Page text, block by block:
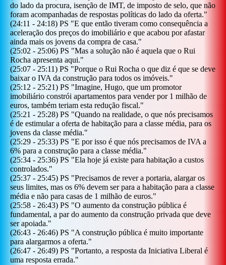
do lado da procura, isenção de IMT, de imposto de selo, que não
foram acompanhadas de respostas políticas do lado da oferta."
(24:11 - 24:18) PS "E que então tiveram como consequência a
aceleração dos preços do imobiliário e que acabou por afastar
ainda mais os jovens da compra de casa."
(25:02 - 25:06) PS "Mas a solução não é aquela que o Rui
Rocha apresenta aqui."
(25:07 - 25:11) PS "Porque o Rui Rocha o que diz é que se deve
baixar o IVA da construção para todos os imóveis."
(25:12 - 25:21) PS "Imagine, Hugo, que um promotor
imobiliário constrói apartamentos para vender por 1 milhão de
euros, também teriam esta redução fiscal."
(25:21 - 25:28) PS "Quando na realidade, o que nós precisamos
é de estimular a oferta de habitação para a classe média, para os
jovens da classe média."
(25:29 - 25:33) PS "E por isso é que nós precisamos de IVA a
6% para a construção para a classe média."
(25:34 - 25:36) PS "Ela hoje já existe para habitação a custos
controlados."
(25:37 - 25:45) PS "Precisamos de rever a portaria, alargar os
seus limites, mas os 6% devem ser para a habitação para a classe
média e não para casas de 1 milhão de euros."
(25:58 - 26:43) PS "O aumento da construção pública é
fundamental, a par do aumento da construção privada que deve
ser apoiada."
(26:43 - 26:46) PS "A construção pública é muito importante
para alargarmos a oferta."
(26:47 - 26:49) PS "Portanto, a resposta da Iniciativa Liberal é
uma resposta errada."